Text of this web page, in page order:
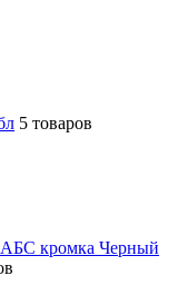
5 товаров
кромка Черный